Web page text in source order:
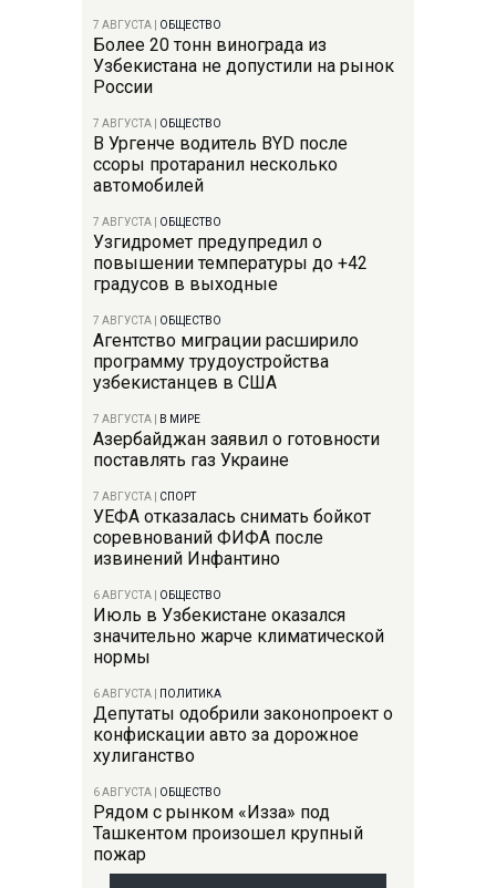
7 АВГУСТА ОБЩЕСТВО
Более 20 тонн винограда из
Узбекистана не допустили на рынок
России
7 АВГУСТА ОБЩЕСТВО
В Ургенче водитель BYD после
ссоры протаранил несколько
автомобилей
7 АВГУСТА ОБЩЕСТВО
Узгидромет предупредил о
повышении температуры до +42
градусов в выходные
7 АВГУСТА ОБЩЕСТВО
Агентство миграции расширило
программу трудоустройства
узбекистанцев в США
7 АВГУСТА В МИРЕ
Азербайджан заявил о готовности
поставлять газ Украине
7 АВГУСТА СПОРТ
УЕФА отказалась снимать бойкот
соревнований ФИФА после
извинений Инфантино
6 АВГУСТА ОБЩЕСТВО
Июль в Узбекистане оказался
значительно жарче климатической
нормы
6 АВГУСТА ПОЛИТИКА
Депутаты одобрили законопроект о
конфискации авто за дорожное
хулиганство
6 АВГУСТА ОБЩЕСТВО
Рядом с рынком «Изза» под
Ташкентом произошел крупный
пожар